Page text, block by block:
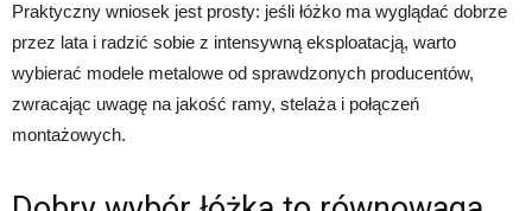
Praktyczny wniosek jest prosty: jeśli łóżko ma wyglądać dobrze
przez lata i radzić sobie z intensywną eksploatacją, warto
wybierać modele metalowe od sprawdzonych producentów,
zwracając uwagę na jakość ramy, stelaża i połączeń
montażowych.